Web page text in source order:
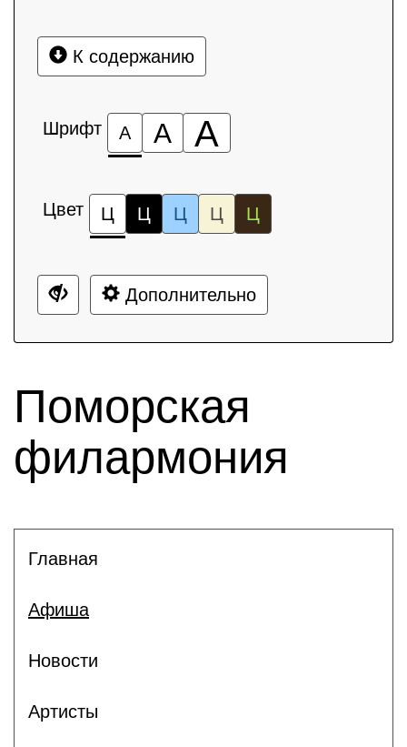
К содержанию
Шрифт А А А
Цвет Ц Ц Ц Ц Ц
Дополнительно
Поморская
филармония
Главная
Афиша
Новости
Артисты